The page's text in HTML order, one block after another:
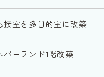
接室を多目的室に改築
バーランド1階改築